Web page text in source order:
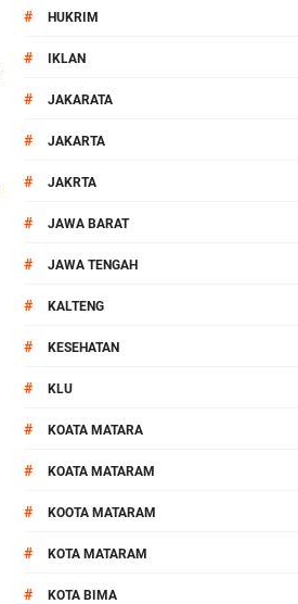
# HUKRIM
# IKLAN
# JAKARATA
# JAKARTA
# JAKRTA
# JAWA BARAT
# JAWA TENGAH
# KALTENG
# KESEHATAN
# KLU
# KOATA MATARA
# KOATA MATARAM
# KOOTA MATARAM
# KOTA MATARAM
# KOTA BIMA